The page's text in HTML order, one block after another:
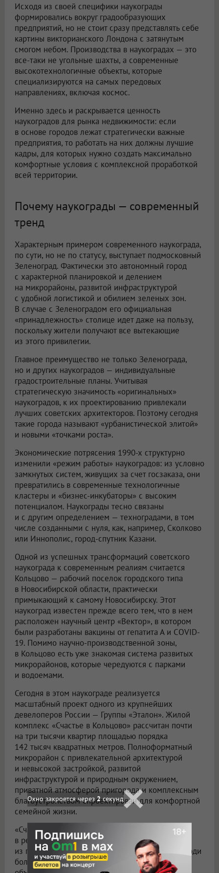
Исходя из своей специфики наукограды
формировались вокруг градообразующих
предприятий, но не стоит сразу представлять себе
картины викторианского Лондона с затянутым
смогом небом. Производства в наукоградах — это
все-таки не угольные шахты, а современные
высокотехнологичные объекты, которые
специализируются на самых передовых
направлениях, включая космос.
Именно здесь и раскрывается ценность
наукоградов для рынка недвижимости: если
в основе городов лежат стратегически важные
предприятия, то работать на них должны лучшие
кадры, для которых нужно создать максимально
комфортные условия с комплексной проработкой
всей территории.
Почему наукограды — современный
тренд
Характерным примером современного наукограда,
по сути, но не по статусу, выступает подмосковный
Зеленоград. Фактически это автономный город
с характерной планировкой и делением
на микрорайоны, развитой инфраструктурой
с удобной логистикой и обилием зеленых зон.
В случае с Зеленоградом его официальная
«принадлежность» столице идет даже на пользу,
поскольку жители получают все вытекающие
из этого привилегии.
Главное преимущество не только Зеленограда,
но и других наукоградов — индивидуальные
градостроительные планы. Учитывая
стратегическую значимость «оригинальных»
наукоградов, к их проектированию привлекали
лучших советских архитекторов. Поэтому сегодня
такие города называют «урбанистической элитой»
и новыми «точками роста».
Экономические потрясения 1990-х структурно
изменили «режим работы» наукоградов: из условно
замкнутых систем, живущих за счет госзаказа, они
превратились в современные технологичные
кластеры и «бизнес-инкубаторы» с высоким
потенциалом. Наукограды тесно связаны
и с другим определением — техноградами, в том
числе созданными с нуля, как, например, Сколково
или Иннополис, город-спутник Казани.
Одной из успешных трансформаций советского
наукограда к современным реалиям считается
Кольцово — рабочий поселок городского типа
в Новосибирской области, практически
примыкающий к самому Новосибирску. Этот
наукоград известен прежде всего тем, что в нем
расположен научный центр «Вектор», в котором
были разработаны вакцины от гепатита А и COVID-
19. Помимо научно-производственной зоны,
в Кольцово есть уже знакомая система развитых
микрорайонов, которые чередуются с парками
и водоемами.
Сегодня в этом наукограде реализуется
масштабный проект одного из крупнейших
девелоперов России — Группы «Эталон». Жилой
комплекс «Счастье в Кольцово» рассчитан почти
на три тысячи квартир площадью порядка
142 тысяч квадратных метров. Полноформатный
микрорайон с привлекательной архитектурой
и невысокой застройкой, развитой
инфраструктурой и природным окружением,
приватной атмосферой пригорода и комплексным
благоустройством спроектирован для комфортной
семейной жизни.
«Счастье в Кольцово», как и другие проекты
в региональных наукоградах, отражают один
из главных трендов на рынке недвижимости. Люди
больше не страдают «централизацией» и готовы
Окно закроется через1секунд